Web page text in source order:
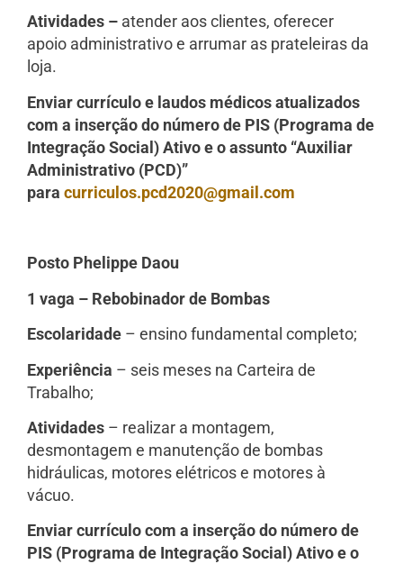
Atividades – atender aos clientes, oferecer
apoio administrativo e arrumar as prateleiras da
loja.
Enviar currículo e laudos médicos atualizados
com a inserção do número de PIS (Programa de
Integração Social) Ativo e o assunto “Auxiliar
Administrativo (PCD)”
para curriculos.pcd2020@gmail.com
Posto Phelippe Daou
1 vaga – Rebobinador de Bombas
Escolaridade – ensino fundamental completo;
Experiência – seis meses na Carteira de
Trabalho;
Atividades – realizar a montagem,
desmontagem e manutenção de bombas
hidráulicas, motores elétricos e motores à
vácuo.
Enviar currículo com a inserção do número de
PIS (Programa de Integração Social) Ativo e o